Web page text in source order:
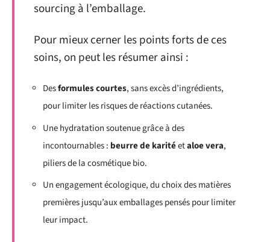
sourcing à l’emballage.
Pour mieux cerner les points forts de ces
soins, on peut les résumer ainsi :
Desformules courtes, sans excès d’ingrédients,
pour limiter les risques de réactions cutanées.
Une hydratation soutenue grâce à des
incontournables : beurre de karitéetaloe vera,
piliers de la cosmétique bio.
Un engagement écologique, du choix des matières
premières jusqu’aux emballages pensés pour limiter
leur impact.